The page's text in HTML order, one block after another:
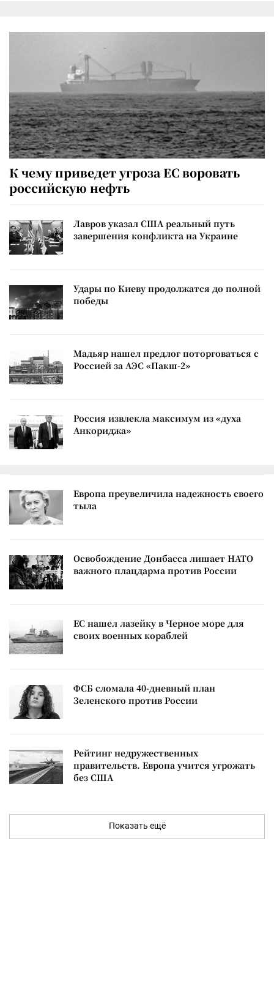
К чему приведет угроза ЕС воровать
российскую нефть
Лавров указал США реальный путь
завершения конфликта на Украине
Удары по Киеву продолжатся до полной
победы
Мадьяр нашел предлог поторговаться с
Россией за АЭС «Пакш-2»
Россия извлекла максимум из «духа
Анкориджа»
Европа преувеличила надежность своего
тыла
Освобождение Донбасса лишает НАТО
важного плацдарма против России
ЕС нашел лазейку в Черное море для
своих военных кораблей
ФСБ сломала 40-дневный план
Зеленского против России
Рейтинг недружественных
правительств. Европа учится угрожать
без США
Показать ещё